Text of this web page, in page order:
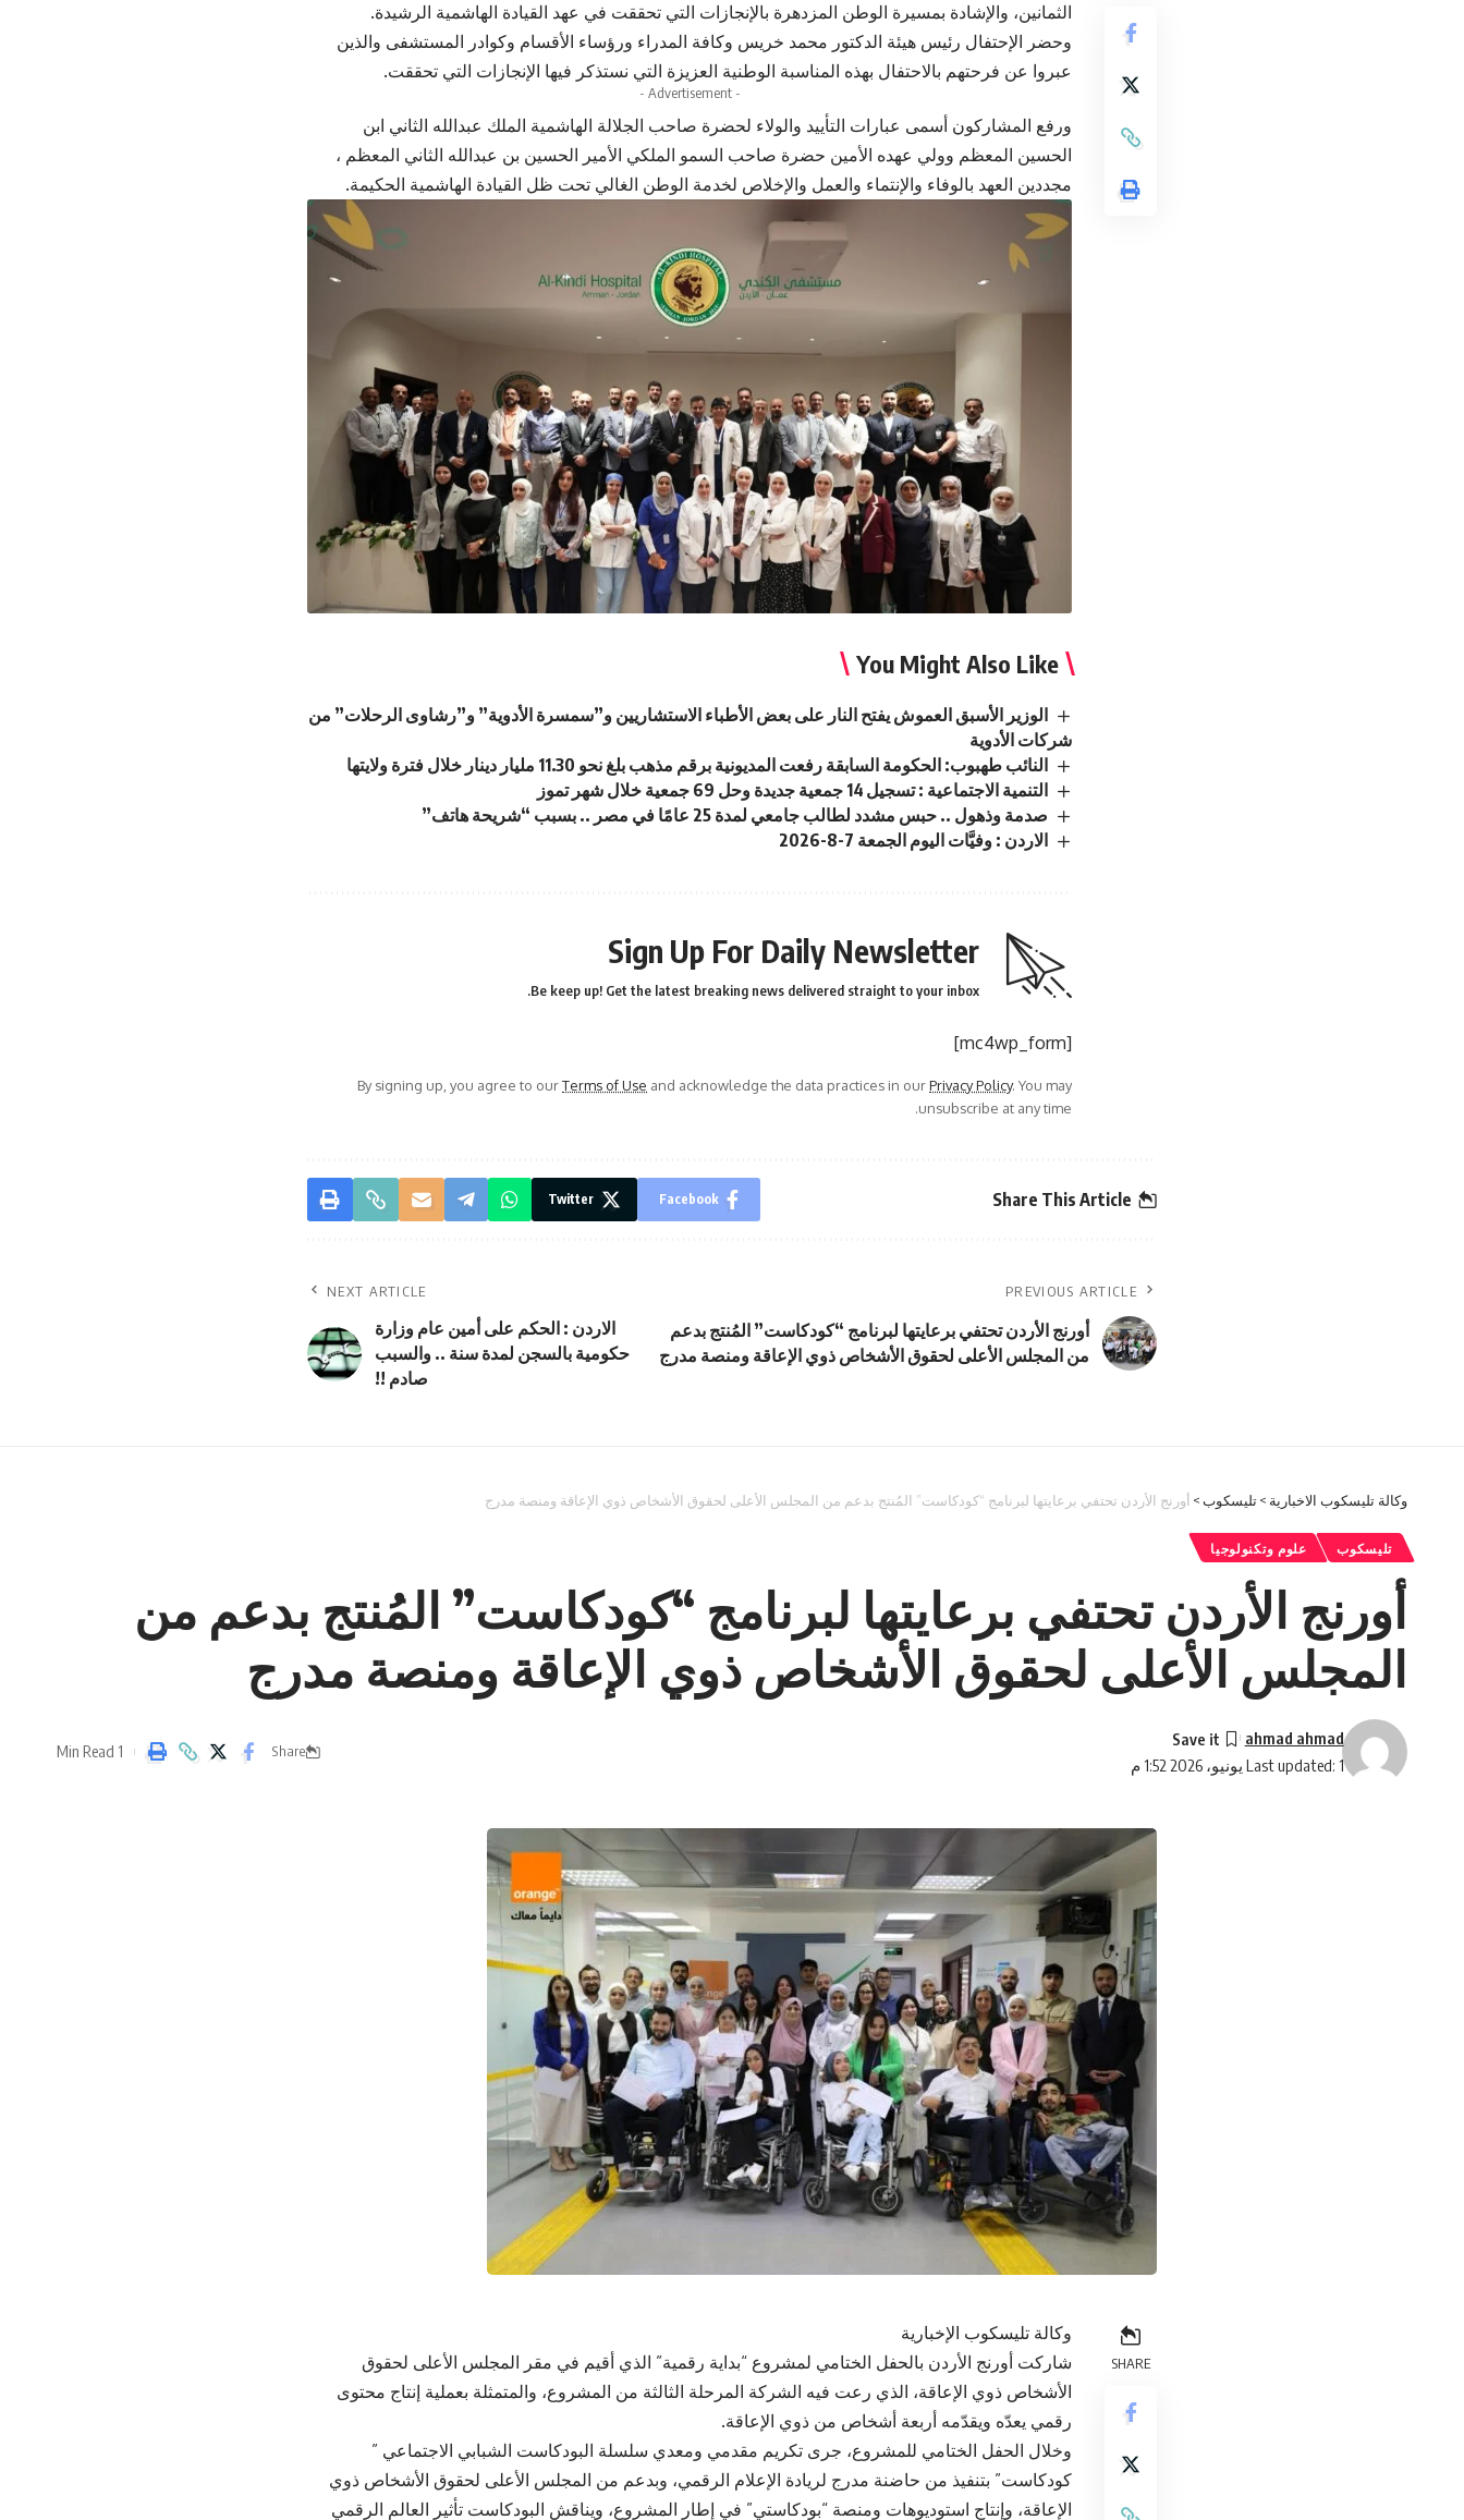
الثمانين، والإشادة بمسيرة الوطن المزدهرة بالإنجازات التي تحققت في عهد القيادة الهاشمية الرشيدة.
وحضر الإحتفال رئيس هيئة الدكتور محمد خريس وكافة المدراء ورؤساء الأقسام وكوادر المستشفى والذين
عبروا عن فرحتهم بالاحتفال بهذه المناسبة الوطنية العزيزة التي نستذكر فيها الإنجازات التي تحققت.
- Advertisement -
ورفع المشاركون أسمى عبارات التأييد والولاء لحضرة صاحب الجلالة الهاشمية الملك عبدالله الثاني ابن
الحسين المعظم وولي عهده الأمين حضرة صاحب السمو الملكي الأمير الحسين بن عبدالله الثاني المعظم ،
مجددين العهد بالوفاء والإنتماء والعمل والإخلاص لخدمة الوطن الغالي تحت ظل القيادة الهاشمية الحكيمة.
You Might Also Like
الوزير الأسبق العموش يفتح النار على بعض الأطباء الاستشاريين و”سمسرة الأدوية” و”رشاوى الرحلات” من
شركات الأدوية
النائب طهبوب: الحكومة السابقة رفعت المديونية برقم مذهب بلغ نحو 11.30 مليار دينار خلال فترة ولايتها
التنمية الاجتماعية : تسجيل 14 جمعية جديدة وحل 69 جمعية خلال شهر تموز
صدمة وذهول .. حبس مشدد لطالب جامعي لمدة 25 عامًا في مصر .. بسبب “شريحة هاتف”
الاردن : وفيَّات اليوم الجمعة 7-8-2026
Sign Up For Daily Newsletter
Be keep up! Get the latest breaking news delivered straight to your inbox.
[mc4wp_form]
By signing up, you agree to ourTerms of Use and acknowledge the data practices in ourPrivacy Policy. You may
unsubscribe at any time.
Share This Article
Facebook
Twitter
PREVIOUS ARTICLE
أورنج الأردن تحتفي برعايتها لبرنامج “كودكاست” المُنتج بدعم
من المجلس الأعلى لحقوق الأشخاص ذوي الإعاقة ومنصة مدرج
NEXT ARTICLE
الاردن : الحكم على أمين عام وزارة
حكومية بالسجن لمدة سنة .. والسبب
صادم !!
وكالة تليسكوب الاخبارية >تليسكوب> أورنج الأردن تحتفي برعايتها لبرنامج “كودكاست” المُنتج بدعم من المجلس الأعلى لحقوق الأشخاص ذوي الإعاقة ومنصة مدرج
تليسكوب علوم وتكنولوجيا
أورنج الأردن تحتفي برعايتها لبرنامج “كودكاست” المُنتج بدعم من
المجلس الأعلى لحقوق الأشخاص ذوي الإعاقة ومنصة مدرج
Last updated: 1 يونيو، 2026 1:52 م
ahmad ahmad
Share
1 Min Read
SHARE
وكالة تليسكوب الإخبارية
شاركت أورنج الأردن بالحفل الختامي لمشروع “بداية رقمية” الذي أقيم في مقر المجلس الأعلى لحقوق
الأشخاص ذوي الإعاقة، الذي رعت فيه الشركة المرحلة الثالثة من المشروع، والمتمثلة بعملية إنتاج محتوى
رقمي يعدّه ويقدّمه أربعة أشخاص من ذوي الإعاقة.
وخلال الحفل الختامي للمشروع، جرى تكريم مقدمي ومعدي سلسلة البودكاست الشبابي الاجتماعي ”
كودكاست” بتنفيذ من حاضنة مدرج لريادة الإعلام الرقمي، وبدعم من المجلس الأعلى لحقوق الأشخاص ذوي
الإعاقة، وإنتاج استوديوهات ومنصة “بودكاستي” في إطار المشروع، ويناقش البودكاست تأثير العالم الرقمي